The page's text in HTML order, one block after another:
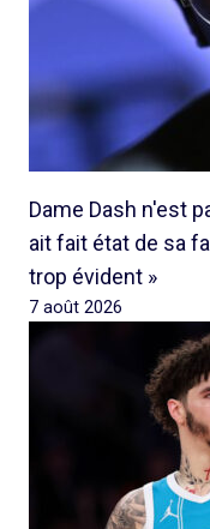
Dame Dash n'est
ait fait état de sa
trop évident »
7 août 2026